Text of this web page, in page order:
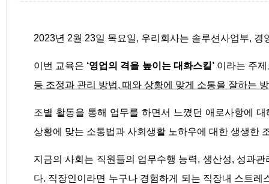
2023년 2월 23일 목요일, 우리회사는 솔루션사업부,
이번 교육은 ‘영업의 격을 높이는 대화스킬’이라는 주제
등 조정과 관리 방법, 때와 상황에 맞게 소통을 잘하는
조별 활동을 통해 업무를 하면서 느꼈던 애로사항에
상황에 맞는 소통법과 사회생활 노하우에 대한 생생한
지금의 사회는 직원들의 업무수행 능력, 생산성, 성과
다. 직장인이라면 누구나 경험하게 되는 직장내 스트